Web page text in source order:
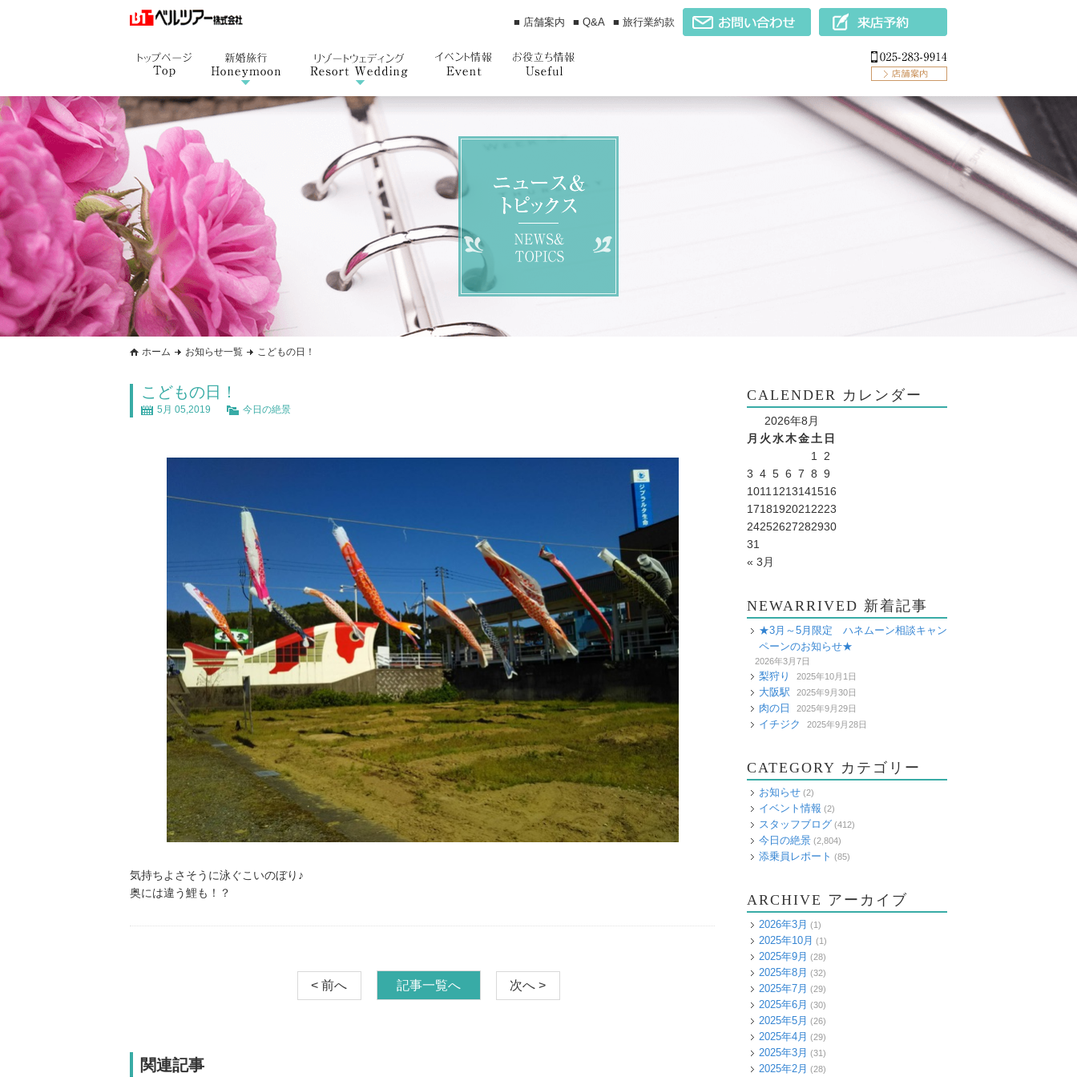
■ 店舗案内 ■ Q&A ■ 旅行業約款
ホーム お知らせ一覧 こどもの日！
こどもの日！
5月 05,2019 今日の絶景
気持ちよさそうに泳ぐこいのぼり♪
奥には違う鯉も！？
< 前へ 記事一覧へ 次へ >
関連記事
CALENDER カレンダー
2026年8月
月 火水木金土 日
1
2
3 4 5 6 7 8 9
1011 1213141516
1718192021 2223
24252627282930
31
« 3月
NEWARRIVED 新着記事
★3月～5月限定 ハネムーン相談キャン
ペーンのお知らせ★
2026年3月7日
梨狩り 2025年10月1日
大阪駅 2025年9月30日
肉の日 2025年9月29日
イチジク 2025年9月28日
CATEGORY カテゴリー
お知らせ (2)
イベント情報 (2)
スタッフブログ (412)
今日の絶景 (2,804)
添乗員レポート (85)
ARCHIVE アーカイブ
2026年3月 (1)
2025年10月 (1)
2025年9月 (28)
2025年8月 (32)
2025年7月 (29)
2025年6月 (30)
2025年5月 (26)
2025年4月 (29)
2025年3月 (31)
2025年2月 (28)